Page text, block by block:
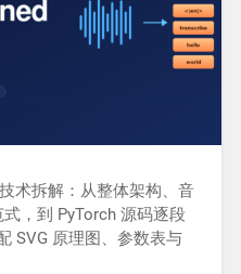
术拆解：从整体架构、音
，到 PyTorch 源码逐段
SVG 原理图、参数表与